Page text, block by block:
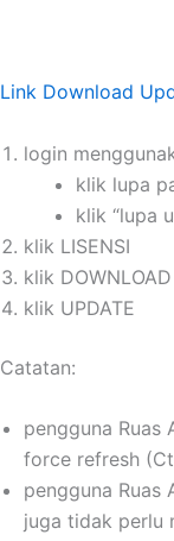
Link Download
login
klik lupa
klik “lupa
klik LISENSI
klik DOWNLOAD
klik UPDATE
Catatan:
pengguna Ruas
force refresh
pengguna
juga tidak perlu